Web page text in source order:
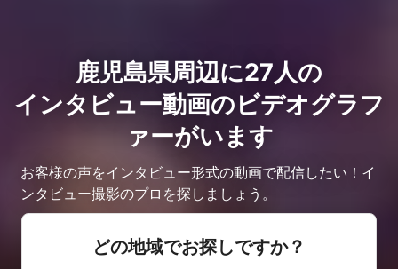
鹿児島県周辺に27人の
インタビュー動画のビデオグラフ
ァーがいます
お客様の声をインタビュー形式の動画で配信したい！イ
ンタビュー撮影のプロを探しましょう。
どの地域でお探しですか？